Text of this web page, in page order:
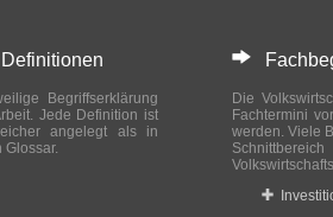
Begriffserklärung
Jede Definition ist
angelegt als in
Die
Fachtermini
werden. Viele